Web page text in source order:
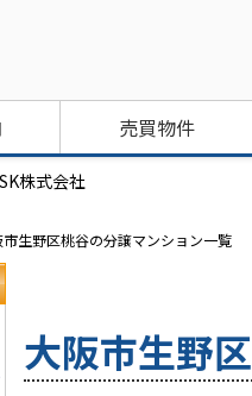
売買物件
株式会社
市生野区桃谷の分譲マンション一覧
大阪市生野